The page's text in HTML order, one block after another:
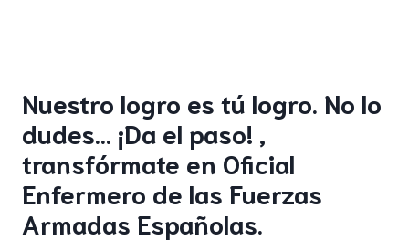
Nuestro logro es tú logro. No lo
dudes… ¡Da el paso! ,
transfórmate en Oficial
Enfermero de las Fuerzas
Armadas Españolas.